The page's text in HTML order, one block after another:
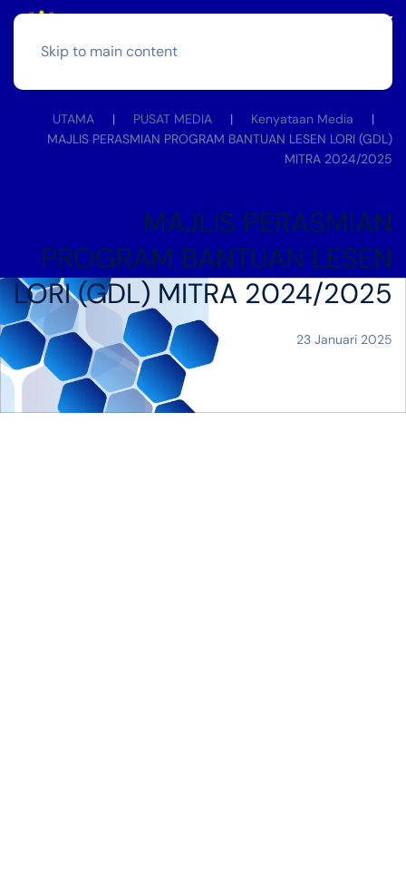
Skip to main content
UTAMA PUSAT MEDIA
Kenyataan Media
MAJLIS PERASMIAN PROGRAM BANTUAN LESEN LORI (GDL)
MITRA 2024/2025
MAJLIS PERASMIAN
PROGRAM BANTUAN LESEN
LORI (GDL) MITRA 2024/2025
23 Januari 2025